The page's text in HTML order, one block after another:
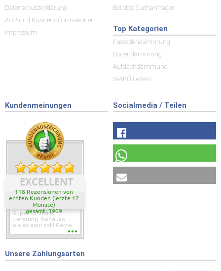
Datenschutzerklärung
AGB und Kundeninformationen
Impressum
Beliebte Suchanfragen
Top Kategorien
Fassadendämmung
Bodendämmung
Aufdachdämmung
WAKÜ Leitern
Kundenmeinungen
EXCELLENT
118 Rezensionen von
echten Kunden (letzte 12
Monate)
gesamt: 3909
Super schnelle
Lieferung. Genauso
wie es sein soll! Gerne
wieder wenn ich was
Socialmedia / Teilen
Unsere Zahlungsarten